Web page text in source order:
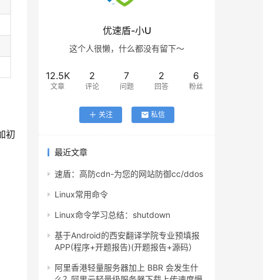
初
优速盾-小U
这个人很懒，什么都没有留下～
12.5K
文章
2
评论
7
问题
2
回答
6
粉丝
关注 私信
最近文章
速盾：高防cdn-为您的网站防御cc/ddos
Linux常用命令
Linux命令学习总结：shutdown
基于Android的西安翻译学院专业预填报
APP(程序+开题报告)(开题报告+源码）
阿里香港轻量服务器加上 BBR 会发生什